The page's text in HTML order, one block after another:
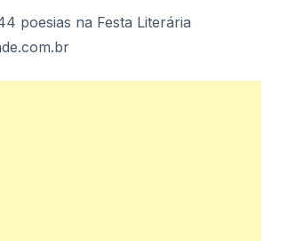
poesias na Festa Literária